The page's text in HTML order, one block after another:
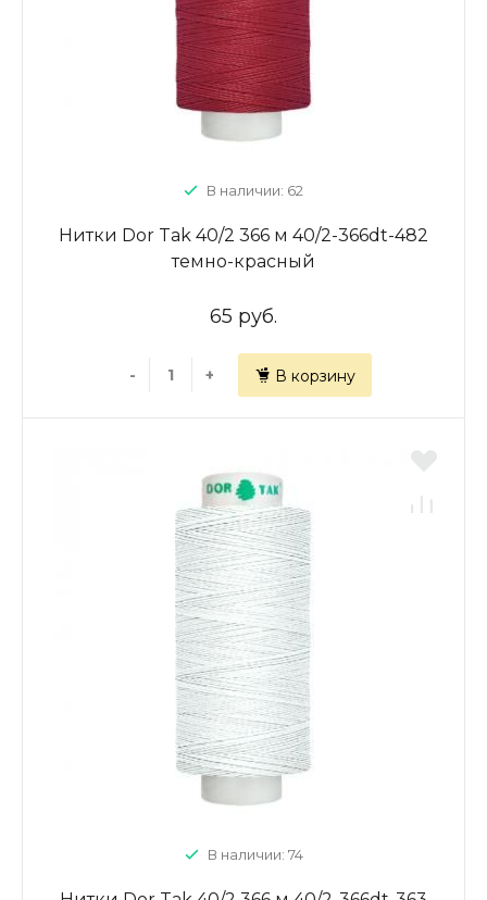
В наличии: 62
Нитки Dor Tak 40/2 366 м 40/2-366dt-482
темно-красный
65 руб.
- + В корзину
В наличии: 74